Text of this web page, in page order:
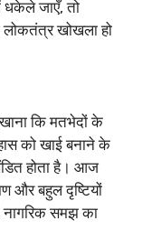
धकेले जाएँ, तो
लोकतंत्र खोखला हो
कि मतभेदों के
को खाई बनाने के
होता है। आज
और बहुल दृष्टियों
नागरिक समझ का